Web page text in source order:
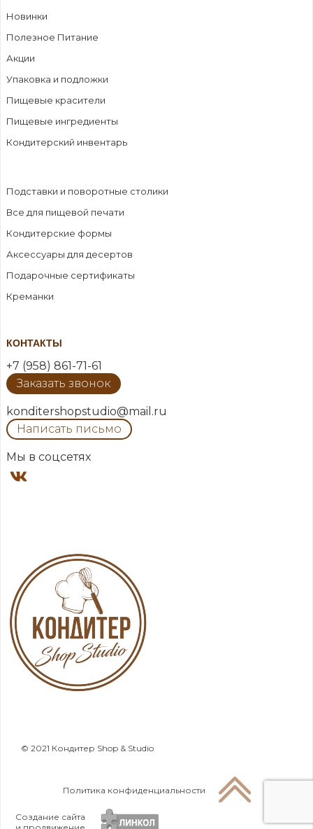
Новинки
Полезное Питание
Акции
Упаковка и подложки
Пищевые красители
Пищевые ингредиенты
Кондитерский инвентарь
Подставки и поворотные столики
Все для пищевой печати
Кондитерские формы
Аксессуары для десертов
Подарочные сертификаты
Креманки
КОНТАКТЫ
+7 (958) 861-71-61
Заказать звонок
konditershopstudio@mail.ru
Написать письмо
Мы в соцсетях
© 2021 Кондитер Shop & Studio
Политика конфиденциальности
Создание сайта